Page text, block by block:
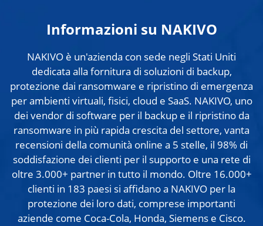
Informazioni su NAKIVO
NAKIVO è un'azienda con sede negli Stati Uniti
dedicata alla fornitura di soluzioni di backup,
protezione dai ransomware e ripristino di emergenza
per ambienti virtuali, fisici, cloud e SaaS. NAKIVO, uno
dei vendor di software per il backup e il ripristino da
ransomware in più rapida crescita del settore, vanta
recensioni della comunità online a 5 stelle, il 98% di
soddisfazione dei clienti per il supporto e una rete di
oltre 3.000+ partner in tutto il mondo. Oltre 16.000+
clienti in 183 paesi si affidano a NAKIVO per la
protezione dei loro dati, comprese importanti
aziende come Coca-Cola, Honda, Siemens e Cisco.